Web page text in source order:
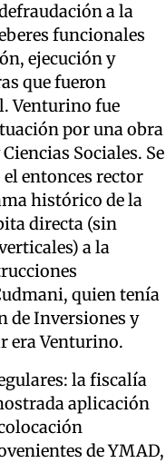
a la
funcionales
ejecución y
que fueron
Venturino fue
por una obra
Sociales. Se
entonces rector
histórico de la
directa (sin
a la
quien tenía
de Inversiones y
era Venturino.
la fiscalía
aplicación
de YMAD,